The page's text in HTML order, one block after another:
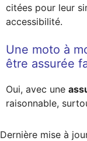
citées pour leur
accessibilité.
Une moto à
être assurée
Oui, avec une
raisonnable,
Dernière mise à